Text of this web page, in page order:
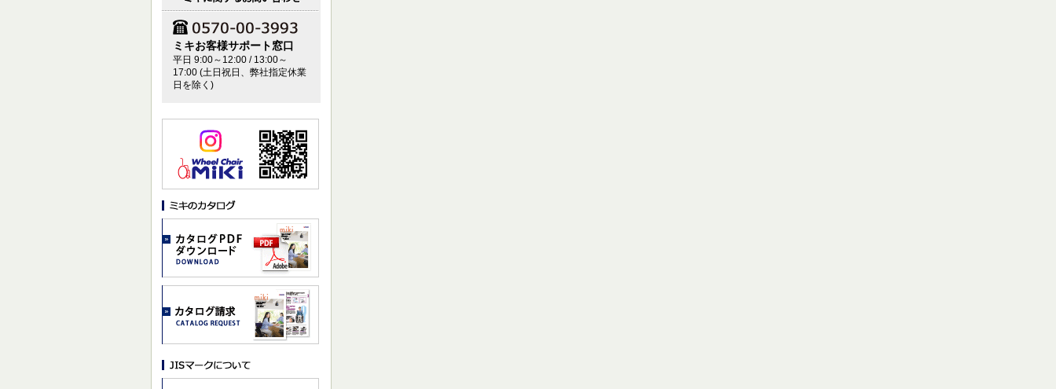
ミキお客様サポート窓口
平日 9:00～12:00 / 13:00～
17:00 (土日祝日、弊社指定休業
日を除く)